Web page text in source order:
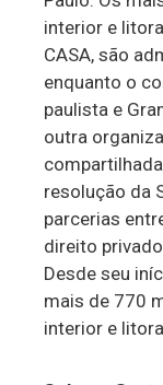
interior e
CASA, são
enquanto o
paulista e
outra
resolução da
parcerias
direito
Desde seu
mais de 770
interior e